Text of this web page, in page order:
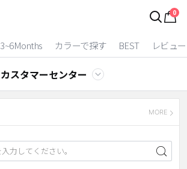
0
3~6Months カラーで探す BEST レビュー
カスタマーセンター
MORE